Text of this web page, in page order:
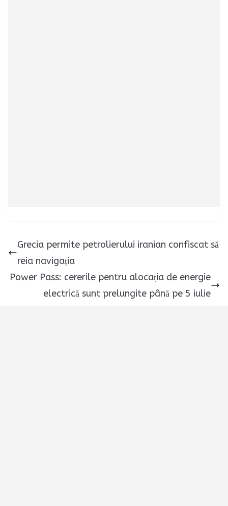
Grecia permite petrolierului iranian confiscat să
reia navigația
Power Pass: cererile pentru alocația de energie
electrică sunt prelungite până pe 5 iulie